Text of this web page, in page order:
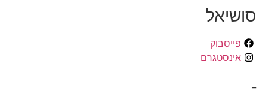
סושיאל
פייסבוק
אינסטגרם